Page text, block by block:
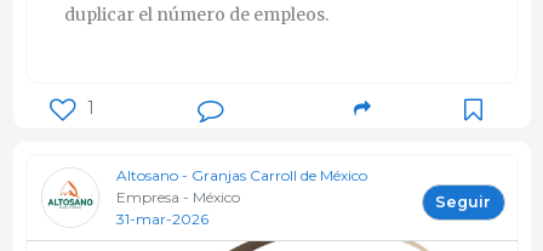
duplicar el número de empleos.
1
Altosano - Granjas Carroll de México
Empresa - México
31-mar-2026
Seguir